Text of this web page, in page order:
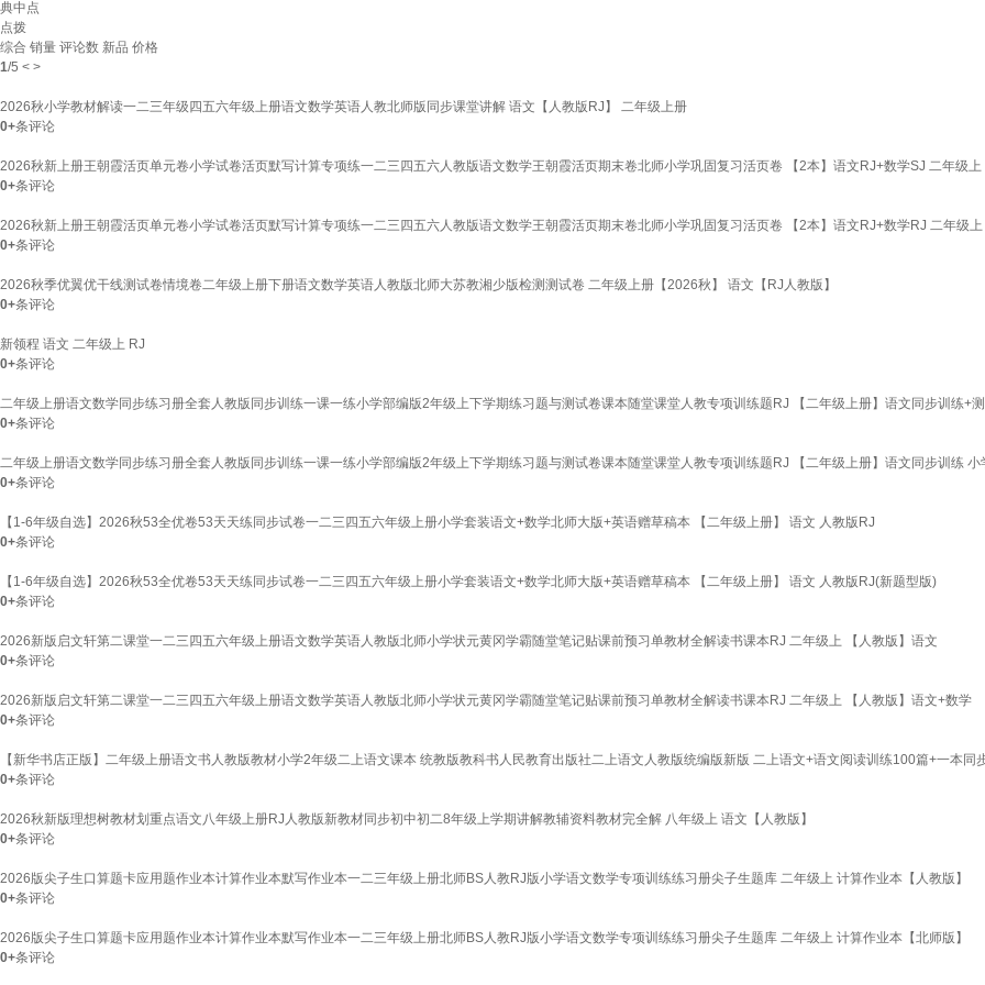
典中点
点拨
综合 销量 评论数 新品 价格
1/5 < >
2026秋小学教材解读一二三年级四五六年级上册语文数学英语人教北师版同步课堂讲解 语文【人教版RJ】 二年级上册
0+条评论
2026秋新上册王朝霞活页单元卷小学试卷活页默写计算专项练一二三四五六人教版语文数学王朝霞活页期末卷北师小学巩固复习活页卷 【2本】语文RJ+数学SJ 二年级上
0+条评论
2026秋新上册王朝霞活页单元卷小学试卷活页默写计算专项练一二三四五六人教版语文数学王朝霞活页期末卷北师小学巩固复习活页卷 【2本】语文RJ+数学RJ 二年级上
0+条评论
2026秋季优翼优干线测试卷情境卷二年级上册下册语文数学英语人教版北师大苏教湘少版检测测试卷 二年级上册【2026秋】 语文【RJ人教版】
0+条评论
新领程 语文 二年级上 RJ
0+条评论
二年级上册语文数学同步练习册全套人教版同步训练一课一练小学部编版2年级上下学期练习题与测试卷课本随堂课堂人教专项训练题RJ 【二年级上册】语文同步训练+
0+条评论
二年级上册语文数学同步练习册全套人教版同步训练一课一练小学部编版2年级上下学期练习题与测试卷课本随堂课堂人教专项训练题RJ 【二年级上册】语文同步训练 小
0+条评论
【1-6年级自选】2026秋53全优卷53天天练同步试卷一二三四五六年级上册小学套装语文+数学北师大版+英语赠草稿本 【二年级上册】 语文 人教版RJ
0+条评论
【1-6年级自选】2026秋53全优卷53天天练同步试卷一二三四五六年级上册小学套装语文+数学北师大版+英语赠草稿本 【二年级上册】 语文 人教版RJ(新题型版)
0+条评论
2026新版启文轩第二课堂一二三四五六年级上册语文数学英语人教版北师小学状元黄冈学霸随堂笔记贴课前预习单教材全解读书课本RJ 二年级上 【人教版】语文
0+条评论
2026新版启文轩第二课堂一二三四五六年级上册语文数学英语人教版北师小学状元黄冈学霸随堂笔记贴课前预习单教材全解读书课本RJ 二年级上 【人教版】语文+数学
0+条评论
【新华书店正版】二年级上册语文书人教版教材小学2年级二上语文课本 统教版教科书人民教育出版社二上语文人教版统编版新版 二上语文+语文阅读训练100篇+一本同
0+条评论
2026秋新版理想树教材划重点语文八年级上册RJ人教版新教材同步初中初二8年级上学期讲解教辅资料教材完全解 八年级上 语文【人教版】
0+条评论
2026版尖子生口算题卡应用题作业本计算作业本默写作业本一二三年级上册北师BS人教RJ版小学语文数学专项训练练习册尖子生题库 二年级上 计算作业本【人教版】
0+条评论
2026版尖子生口算题卡应用题作业本计算作业本默写作业本一二三年级上册北师BS人教RJ版小学语文数学专项训练练习册尖子生题库 二年级上 计算作业本【北师版】
0+条评论